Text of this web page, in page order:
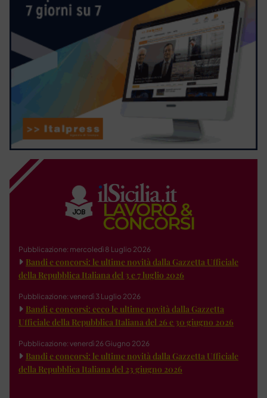
Pubblicazione: mercoledì 8 Luglio 2026
Bandi e concorsi: le ultime novità dalla Gazzetta Ufficiale
della Repubblica Italiana del 3 e 7 luglio 2026
Pubblicazione: venerdì 3 Luglio 2026
Bandi e concorsi: ecco le ultime novità dalla Gazzetta
Ufficiale della Repubblica Italiana del 26 e 30 giugno 2026
Pubblicazione: venerdì 26 Giugno 2026
Bandi e concorsi: le ultime novità dalla Gazzetta Ufficiale
della Repubblica Italiana del 23 giugno 2026